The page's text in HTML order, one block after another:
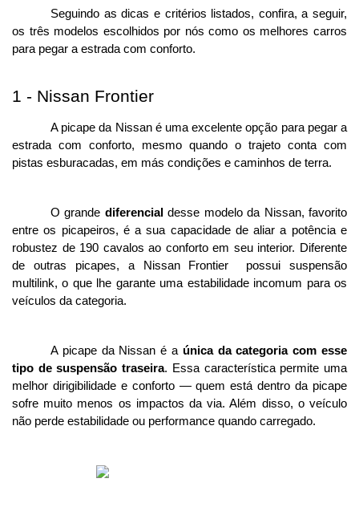
Seguindo as dicas e critérios listados, confira, a seguir,
os três modelos escolhidos por nós como os melhores carros
para pegar a estrada com conforto.
1 - Nissan Frontier
A picape da Nissan é uma excelente opção para pegar a
estrada com conforto, mesmo quando o trajeto conta com
pistas esburacadas, em más condições e caminhos de terra.
O grande diferencial desse modelo da Nissan, favorito
entre os picapeiros, é a sua capacidade de aliar a potência e
robustez de 190 cavalos ao conforto em seu interior. Diferente
de outras picapes, a Nissan Frontier  possui suspensão
multilink, o que lhe garante uma estabilidade incomum para os
veículos da categoria.
A picape da Nissan é a única da categoria com esse
tipo de suspensão traseira. Essa característica permite uma
melhor dirigibilidade e conforto — quem está dentro da picape
sofre muito menos os impactos da via. Além disso, o veículo
não perde estabilidade ou performance quando carregado.